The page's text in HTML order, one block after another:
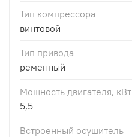
Тип компрессора
винтовой
Тип привода
ременный
Мощность двигателя, кВт
5,5
Встроенный осушитель